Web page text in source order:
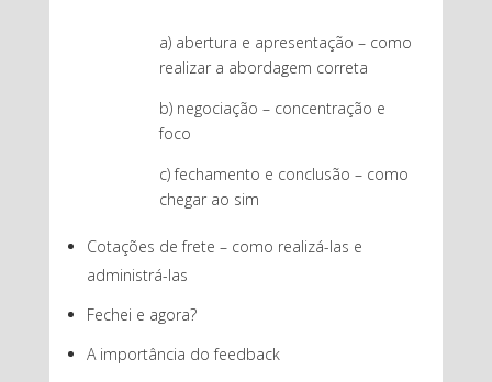
a) abertura e apresentação – como
realizar a abordagem correta
b) negociação – concentração e
foco
c) fechamento e conclusão – como
chegar ao sim
Cotações de frete – como realizá-las e
administrá-las
Fechei e agora?
A importância do feedback